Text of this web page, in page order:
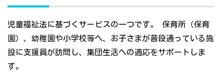
児童福祉法に基づくサービスの一つです。 保育所（保育
園）、幼稚園や小学校等へ、お子さまが普段通っている施
設に支援員が訪問し、集団生活への適応をサポートしま
す。